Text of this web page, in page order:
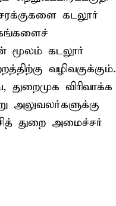
கடலூர்
மூலம் கடலூர்
வழிவகுக்கும்.
விரிவாக்க
அலுவலர்களுக்கு
துறை அமைச்சர்